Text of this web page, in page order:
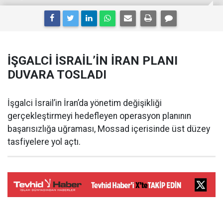
İŞGALCİ İSRAİL’İN İRAN PLANI
DUVARA TOSLADI
İşgalci İsrail’in İran’da yönetim değişikliği
gerçekleştirmeyi hedefleyen operasyon planının
başarısızlığa uğraması, Mossad içerisinde üst düzey
tasfiyelere yol açtı.